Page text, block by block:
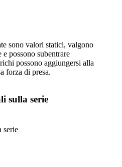
sono valori statici, valgono
e possono subentrare
possono aggiungersi alla
forza di presa.
sulla serie
serie